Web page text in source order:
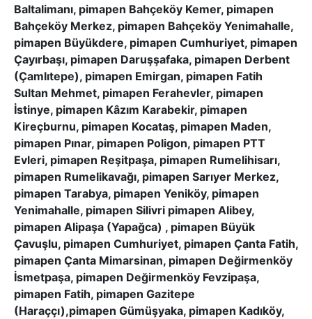
Baltalimanı, pimapen Bahçeköy Kemer, pimapen
Bahçeköy Merkez, pimapen Bahçeköy Yenimahalle,
pimapen Büyükdere, pimapen Cumhuriyet, pimapen
Çayırbaşı, pimapen Daruşşafaka, pimapen Derbent
(Çamlıtepe), pimapen Emirgan, pimapen Fatih
Sultan Mehmet, pimapen Ferahevler, pimapen
İstinye, pimapen Kâzım Karabekir, pimapen
Kireçburnu, pimapen Kocataş, pimapen Maden,
pimapen Pınar, pimapen Poligon, pimapen PTT
Evleri, pimapen Reşitpaşa, pimapen Rumelihisarı,
pimapen Rumelikavağı, pimapen Sarıyer Merkez,
pimapen Tarabya, pimapen Yeniköy, pimapen
Yenimahalle, pimapen Silivri pimapen Alibey,
pimapen Alipaşa (Yapağca) , pimapen Büyük
Çavuşlu, pimapen Cumhuriyet, pimapen Çanta Fatih,
pimapen Çanta Mimarsinan, pimapen Değirmenköy
İsmetpaşa, pimapen Değirmenköy Fevzipaşa,
pimapen Fatih, pimapen Gazitepe
(Haraççı),pimapen Gümüşyaka, pimapen Kadıköy,